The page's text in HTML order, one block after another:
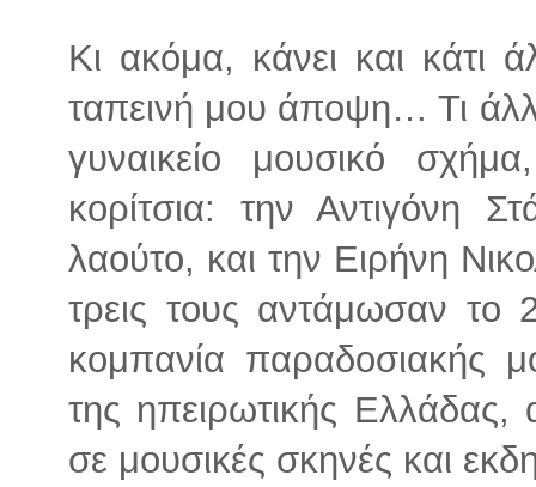
Κι ακόμα, κάνει και κάτι
ταπεινή μου άποψη… Τι
γυναικείο μουσικό
κορίτσια: την Αντιγόνη
λαούτο, και την Ειρήνη
τρεις τους αντάμωσαν το
κομπανία παραδοσιακής
της ηπειρωτικής Ελλάδας,
σε μουσικές σκηνές και